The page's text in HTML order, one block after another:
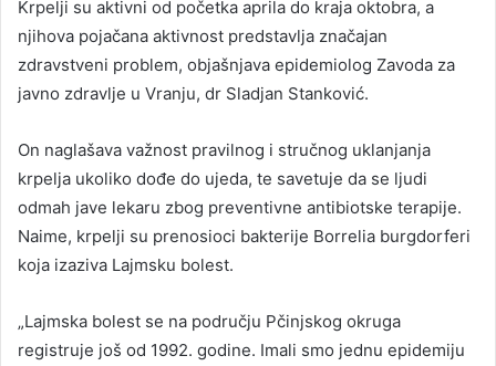
Krpelji su aktivni od početka aprila do kraja oktobra, a
njihova pojačana aktivnost predstavlja značajan
zdravstveni problem, objašnjava epidemiolog Zavoda za
javno zdravlje u Vranju, dr Sladjan Stanković.
On naglašava važnost pravilnog i stručnog uklanjanja
krpelja ukoliko dođe do ujeda, te savetuje da se ljudi
odmah jave lekaru zbog preventivne antibiotske terapije.
Naime, krpelji su prenosioci bakterije Borrelia burgdorferi
koja izaziva Lajmsku bolest.
„Lajmska bolest se na području Pčinjskog okruga
registruje još od 1992. godine. Imali smo jednu epidemiju